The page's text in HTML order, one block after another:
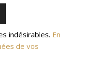
indésirables. En
de vos